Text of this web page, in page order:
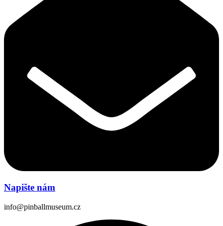
Napište nám
info@pinballmuseum.cz